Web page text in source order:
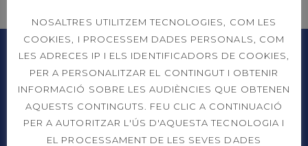
NOSALTRES UTILITZEM TECNOLOGIES, COM LES
COOKIES, I PROCESSEM DADES PERSONALS, COM
LES ADRECES IP I ELS IDENTIFICADORS DE COOKIES,
PER A PERSONALITZAR EL CONTINGUT I OBTENIR
INFORMACIÓ SOBRE LES AUDIÈNCIES QUE OBTENEN
AQUESTS CONTINGUTS. FEU CLIC A CONTINUACIÓ
PER A AUTORITZAR L'ÚS D'AQUESTA TECNOLOGIA I
EL PROCESSAMENT DE LES SEVES DADES